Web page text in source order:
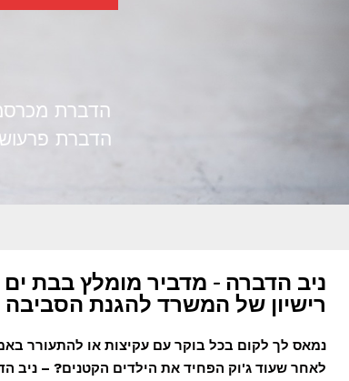
הדברת
הדברת
ניב הדברה - מדביר מומלץ בבת
רישיון של המשרד להגנת הסביבה
נמאס לך לקום בכל בוקר עם עקיצות או להתעורר
לאחר שעוד ג'וק הפחיד את הילדים הקטנים? – ניב